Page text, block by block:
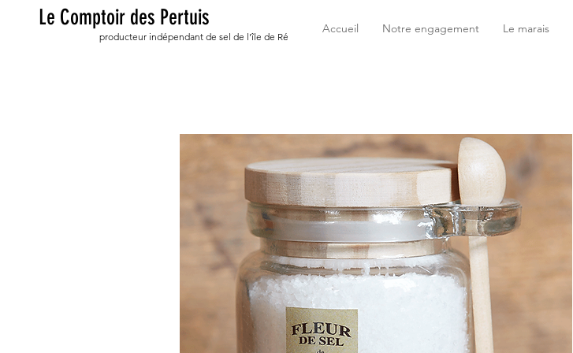
Le Comptoir des Pertuis
producteur indépendant de sel de l'île de Ré
Accueil Notre engagement Le marais